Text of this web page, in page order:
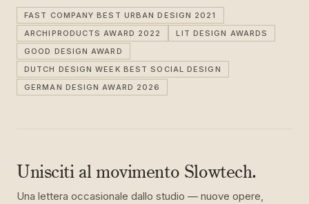
FAST COMPANY BEST URBAN DESIGN 2021
ARCHIPRODUCTS AWARD 2022
LIT DESIGN AWARDS
GOOD DESIGN AWARD
DUTCH DESIGN WEEK BEST SOCIAL DESIGN
GERMAN DESIGN AWARD 2026
Unisciti al movimento Slowtech.
Una lettera occasionale dallo studio — nuove opere,